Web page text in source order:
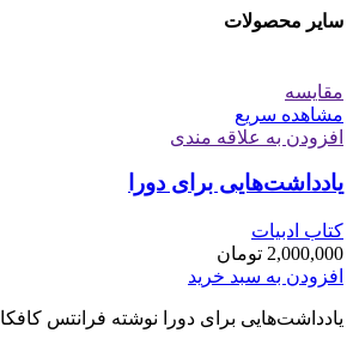
سایر محصولات
مقایسه
مشاهده سریع
افزودن به علاقه مندی
یادداشت‌هایی برای دورا
کتاب ادبیات
2,000,000 تومان
افزودن به سبد خرید
یادداشت‌هایی برای دورا نوشته فرانتس کافکا